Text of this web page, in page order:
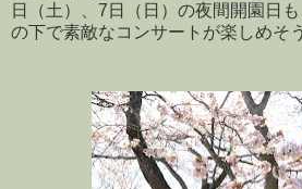
日（土）、7日（日）の夜間開園日
の下で素敵なコンサートが楽しめそ